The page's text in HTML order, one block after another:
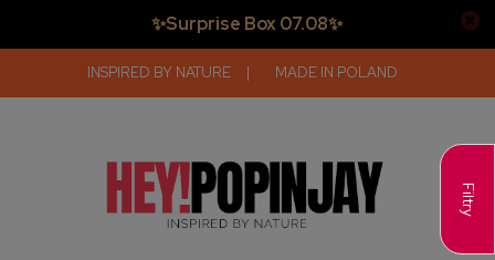
✨Surprise Box 07.08✨
INSPIRED BY NATURE | MADE IN POLAND
Filtry